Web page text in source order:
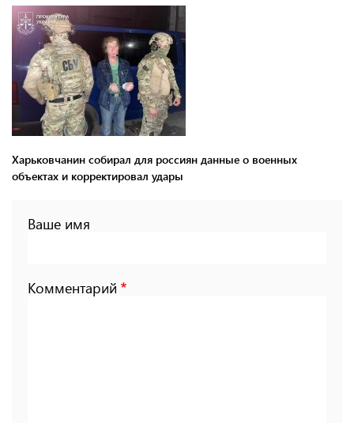
Харьковчанин собирал для россиян данные о военных
объектах и ​​корректировал удары
Ваше имя
Комментарий